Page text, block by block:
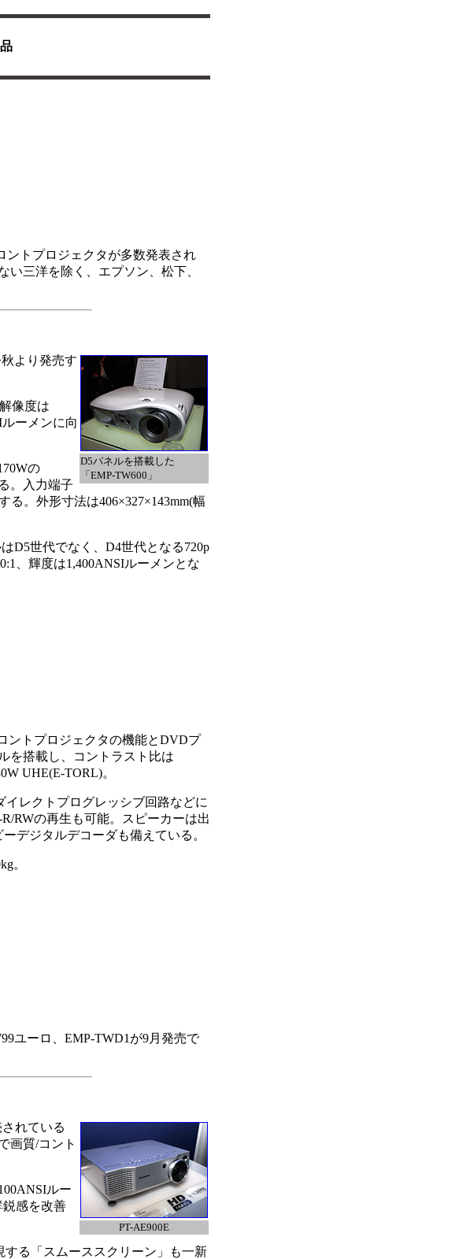
ントプロジェクタが多数発表され
三洋を除く、エプソン、松下、
D5パネルを搭載した
「EMP-TW600」
より発売す
像度は
ーメンに向
の
。入力端子
。外形寸法は406×327×143mm(幅
D5世代でなく、D4世代となる720p
、輝度は1,400ANSIルーメンとな
ントプロジェクタの機能とDVDプ
を搭載し、コントラスト比は
UHE(E-TORL)。
レクトプログレッシブ回路などに
RWの再生も可能。スピーカーは出
デジタルデコーダも備えている。
。
ユーロ、EMP-TWD1が9月発売で
PT-AE900E
れている
画質/コント
ルー
鋭感を改善
る「スムーススクリーン」も一新